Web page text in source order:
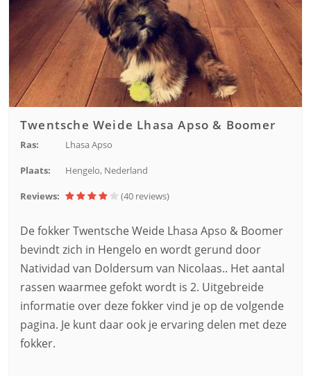
Twentsche Weide Lhasa Apso & Boomer
Ras: Lhasa Apso
Plaats: Hengelo, Nederland
Reviews: (40 reviews)
De fokker Twentsche Weide Lhasa Apso & Boomer
bevindt zich in Hengelo en wordt gerund door
Natividad van Doldersum van Nicolaas.. Het aantal
rassen waarmee gefokt wordt is 2. Uitgebreide
informatie over deze fokker vind je op de volgende
pagina. Je kunt daar ook je ervaring delen met deze
fokker.